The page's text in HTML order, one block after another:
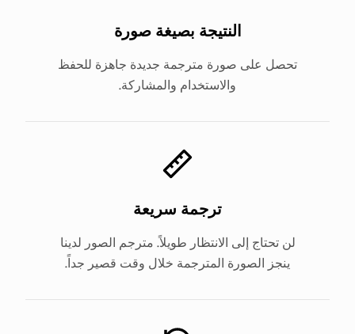
النتيجة بصيغة صورة
تحصل على صورة مترجمة جديدة جاهزة للحفظ
والاستخدام والمشاركة.
ترجمة سريعة
لن تحتاج إلى الانتظار طويلاً. مترجم الصور لدينا
ينجز الصورة المترجمة خلال وقت قصير جداً.